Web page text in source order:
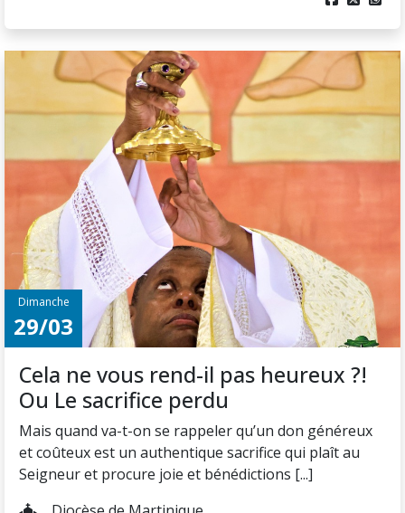
Dimanche
29/03
Cela ne vous rend-il pas heureux ?!
Ou Le sacrifice perdu
Mais quand va-t-on se rappeler qu’un don généreux
et coûteux est un authentique sacrifice qui plaît au
Seigneur et procure joie et bénédictions [...]